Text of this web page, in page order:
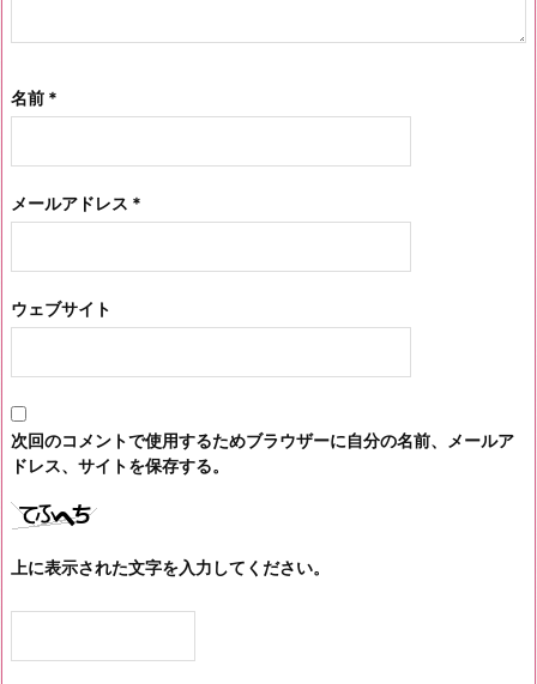
名前 *
メールアドレス *
ウェブサイト
次回のコメントで使用するためブラウザーに自分の名前、メールア
ドレス、サイトを保存する。
上に表示された文字を入力してください。